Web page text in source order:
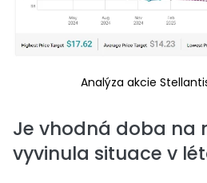
Analýza akcie
Je vhodná doba na
vyvinula situace v